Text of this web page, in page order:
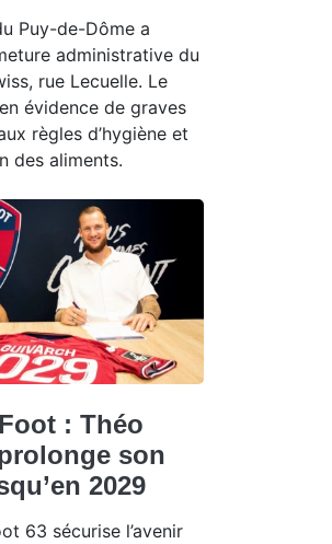
Puy-de-Dôme a
administrative du
rue Lecuelle. Le
évidence de graves
règles d’hygiène et
des aliments.
: Théo
son
2029
63 sécurise l’avenir